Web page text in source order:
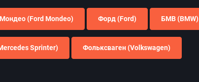
(Ford Mondeo) Форд (Ford) БМВ (BMW)
Sprinter) Фольксваген (Volkswagen)